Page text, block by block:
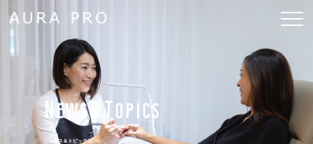
News&Topics
ニュース＆トピックス